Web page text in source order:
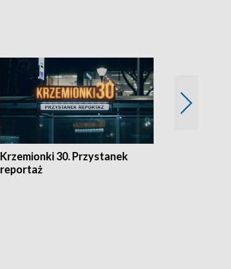
Krzemionki 30. Przystanek
reportaż